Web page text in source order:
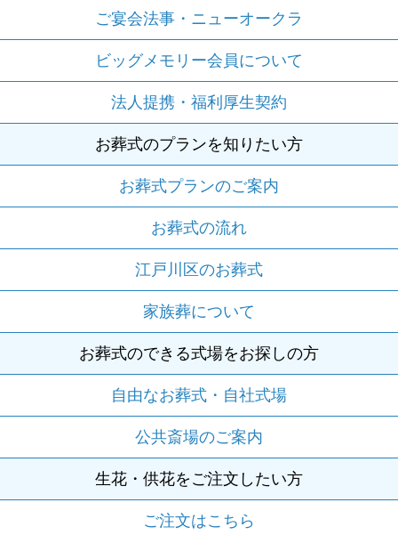
ご宴会法事・ニューオークラ
ビッグメモリー会員について
法人提携・福利厚生契約
お葬式のプランを知りたい方
お葬式プランのご案内
お葬式の流れ
江戸川区のお葬式
家族葬について
お葬式のできる式場をお探しの方
自由なお葬式・自社式場
公共斎場のご案内
生花・供花をご注文したい方
ご注文はこちら